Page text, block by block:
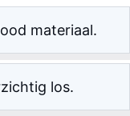
materiaal.
los.